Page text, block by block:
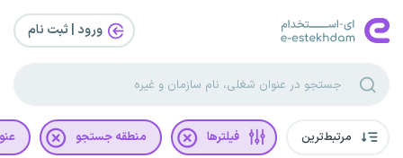
ورود | ثبت‌ نام
مرتبط‌ترین فیلترها منطقه جستجو